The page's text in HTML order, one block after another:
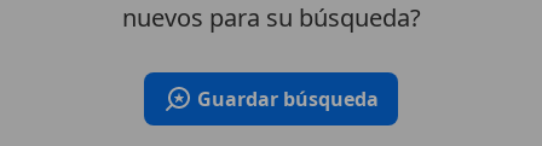
nuevos para su búsqueda?
Guardar búsqueda